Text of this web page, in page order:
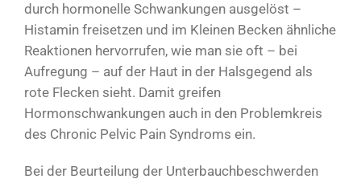
durch hormonelle Schwankungen ausgelöst –
Histamin freisetzen und im Kleinen Becken ähnliche
Reaktionen hervorrufen, wie man sie oft – bei
Aufregung – auf der Haut in der Halsgegend als
rote Flecken sieht. Damit greifen
Hormonschwankungen auch in den Problemkreis
des Chronic Pelvic Pain Syndroms ein.
Bei der Beurteilung der Unterbauchbeschwerden